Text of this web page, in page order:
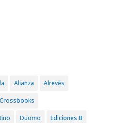
Alianza Alrevès
Crossbooks
Duomo Ediciones B